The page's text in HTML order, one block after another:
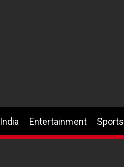
India Entertainment Sports